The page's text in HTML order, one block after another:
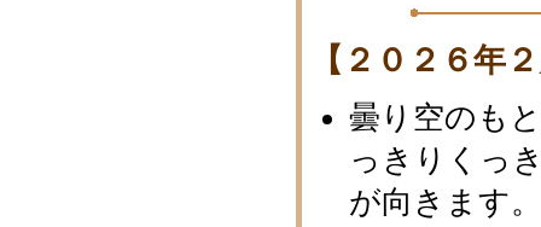
【２０２６年
曇り空のも
っきりくっ
が向きます